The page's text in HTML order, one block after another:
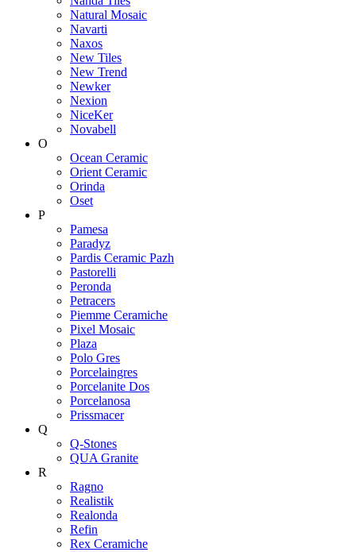
Natural Mosaic
Navarti
Naxos
New Tiles
New Trend
Newker
Nexion
NiceKer
Novabell
O
Ocean Ceramic
Orient Ceramic
Orinda
Oset
P
Pamesa
Paradyz
Pardis Ceramic Pazh
Pastorelli
Peronda
Petracers
Piemme Ceramiche
Pixel Mosaic
Plaza
Polo Gres
Porcelaingres
Porcelanite Dos
Porcelanosa
Prissmacer
Q
Q-Stones
QUA Granite
R
Ragno
Realistik
Realonda
Refin
Rex Ceramiche